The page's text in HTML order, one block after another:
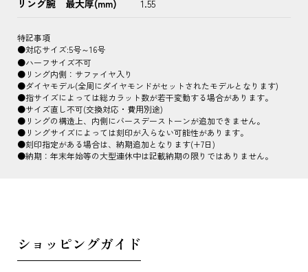
リング腕 最大厚(mm) 1.55
特記事項
●対応サイズ:5号～16号
●ハーフサイズ不可
●リング内側：サファイヤ入り
●ダイヤモデル(全周にダイヤモンドがセットされたモデルとなります)
●指サイズによっては総カラット数が若干変動する場合があります。
●サイズ直し不可(交換対応・費用別途)
●リングの構造上、内側にバースデーストーンが追加できません。
●リングサイズによっては刻印が入らない可能性があります。
●刻印指定がある場合は、納期追加となります(+7日)
●納期：年末年始等の大型連休中は記載納期の限りではありません。
ショッピングガイド